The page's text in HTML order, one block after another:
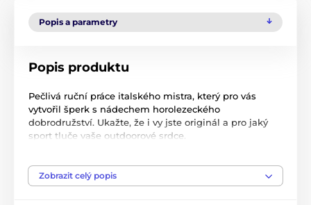
Popis a parametry
Popis produktu
Pečlivá ruční práce italského mistra, který pro vás
vytvořil šperk s nádechem horolezeckého
dobrodružství. Ukažte, že i vy jste originál a pro jaký
sport tluče vaše outdoorové srdce.
se staly nezapomenutelným dárkem pro každého
milovníka lezení a originálního designu. Tak moc se
Zobrazit celý popis